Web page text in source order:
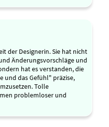
der Designerin. Sie hat nicht
Änderungsvorschläge und
hat es verstanden, die
und das Gefühl" präzise,
Tolle
problemloser und